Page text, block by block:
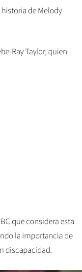
de Melody
Ray Taylor, quien
que considera esta
la importancia de
discapacidad.